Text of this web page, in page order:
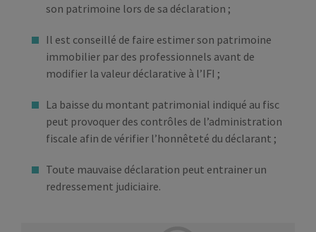
son patrimoine lors de sa déclaration ;
Il est conseillé de faire estimer son patrimoine
immobilier par des professionnels avant de
modifier la valeur déclarative à l’IFI ;
La baisse du montant patrimonial indiqué au fisc
peut provoquer des contrôles de l’administration
fiscale afin de vérifier l’honnêteté du déclarant ;
Toute mauvaise déclaration peut entrainer un
redressement judiciaire.